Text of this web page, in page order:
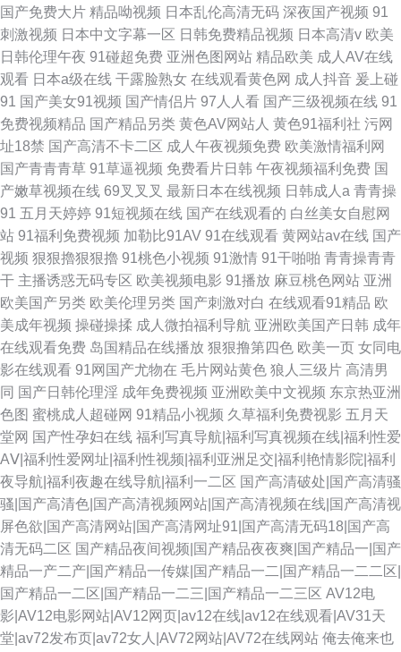
国产免费大片 精品呦视频 日本乱伦高清无码 深夜国产视频 91
刺激视频 日本中文字幕一区 日韩免费精品视频 日本高清v 欧美
日韩伦理午夜 91碰超免费 亚洲色图网站 精品欧美 成人AV在线
观看 日本a级在线 干露脸熟女 在线观看黄色网 成人抖音 爰上碰
91 国产美女91视频 国产情侣片 97人人看 国产三级视频在线 91
免费视频精品 国产精品另类 黄色AV网站人 黄色91福利社 污网
址18禁 国产高清不卡二区 成人午夜视频免费 欧美激情福利网
国产青青青草 91草逼视频 免费看片日韩 午夜视频福利免费 国
产嫩草视频在线 69叉叉叉 最新日本在线视频 日韩成人a 青青操
91 五月天婷婷 91短视频在线 国产在线观看的 白丝美女自慰网
站 91福利免费视频 加勒比91AV 91在线观看 黄网站av在线 国产
视频 狠狠擼狠狠擼 91桃色小视频 91激情 91干啪啪 青青操青青
干 主播诱惑无码专区 欧美视频电影 91播放 麻豆桃色网站 亚洲
欧美国产另类 欧美伦理另类 国产刺激对白 在线观看91精品 欧
美成年视频 操碰操揉 成人微拍福利导航 亚洲欧美国产日韩 成年
在线观看免费 岛国精品在线播放 狠狠撸第四色 欧美一页 女同电
影在线观看 91网国产尤物在 毛片网站黄色 狼人三级片 高清男
同 国产日韩伦理淫 成年免费视频 亚洲欧美中文视频 东京热亚洲
色图 蜜桃成人超碰网 91精品小视频 久草福利免费视影 五月天
堂网 国产性孕妇在线 福利写真导航|福利写真视频在线|福利性爱
AⅤ|福利性爱网址|福利性视频|福利亚洲足交|福利艳情影院|福利
夜导航|福利夜趣在线导航|福利一二区 国产高清破处|国产高清骚
骚|国产高清色|国产高清视频网站|国产高清视频在线|国产高清视
屏色欲|国产高清网站|国产高清网址91|国产高清无码18|国产高
清无码二区 国产精品夜间视频|国产精品夜夜爽|国产精品一|国产
精品一产二产|国产精品一传媒|国产精品一二|国产精品一二二区|
国产精品一二区|国产精品一二三|国产精品一二三区 AV12电
影|AV12电影网站|AV12网页|av12在线|av12在线观看|AV31天
堂|av72发布页|av72女人|AV72网站|AV72在线网站 俺去俺来也